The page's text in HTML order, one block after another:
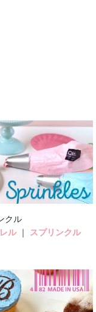
クル
ル｜ スプリンクル